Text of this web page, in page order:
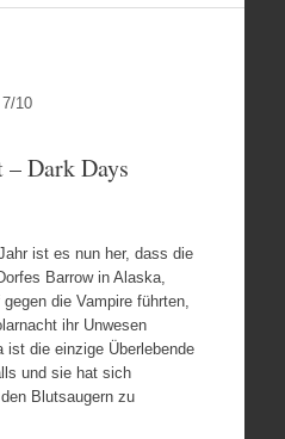
7/10
Dark Days
ist es nun her, dass die
Barrow in Alaska,
die Vampire führten,
ihr Unwesen
ist die einzige Überlebende
und sie hat sich
Blutsaugern zu